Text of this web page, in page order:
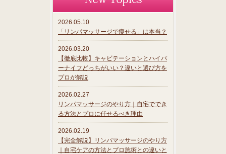
2026.05.10
「リンパマッサージで痩せる」は本当？
2026.03.20
【徹底比較】キャビテーションとハイパ
ーナイフどっちがいい？違いと選び方を
プロが解説
2026.02.27
リンパマッサージのやり方｜自宅ででき
る方法とプロに任せるべき理由
2026.02.19
【完全解説】リンパマッサージのやり方
｜自宅ケアの方法とプロ施術との違いと